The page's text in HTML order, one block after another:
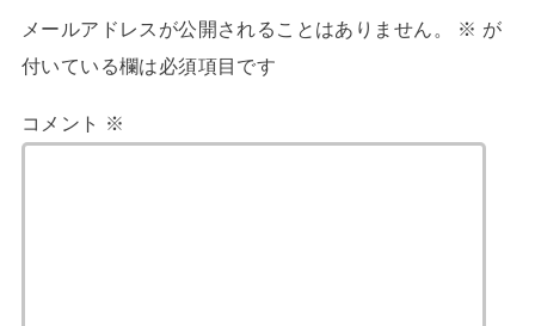
メールアドレスが公開されることはありません。 ※ が
付いている欄は必須項目です
コメント ※